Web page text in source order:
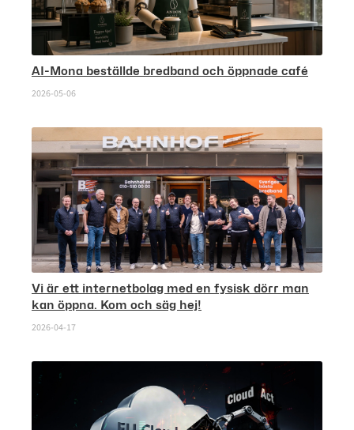
AI-Mona beställde bredband och öppnade café
2026-05-06
Vi är ett internetbolag med en fysisk dörr man
kan öppna. Kom och säg hej!
2026-04-17